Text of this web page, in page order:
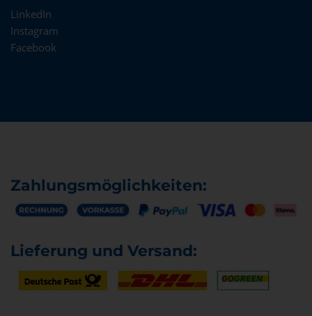
LinkedIn
Instagram
Facebook
Zahlungsmöglichkeiten:
Lieferung und Versand: